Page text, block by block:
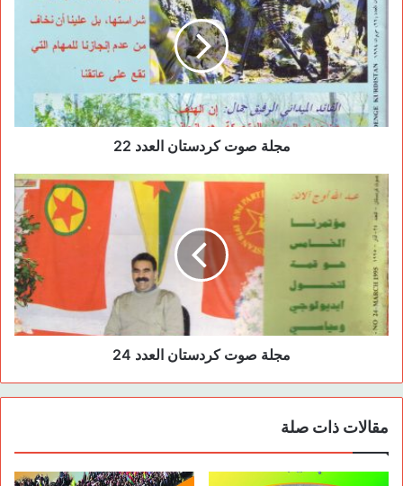
o
o
k
o
n
مجلة صوت كردستان العدد 22
مجلة صوت كردستان العدد 24
مقالات ذات صلة